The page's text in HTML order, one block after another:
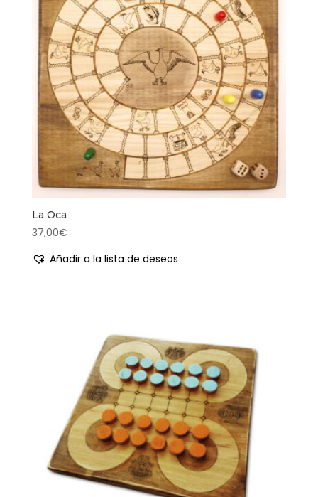
La Oca
37,00€
Añadir a la lista de deseos